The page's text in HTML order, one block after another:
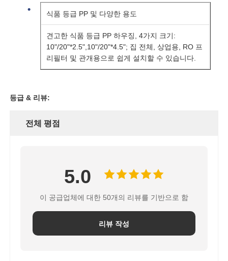
식품 등급 PP 및 다양한 용도
견고한 식품 등급 PP 하우징, 4가지 크기:
10"/20"*2.5",10"/20"*4.5"; 집 전체, 상업용, RO 프
리필터 및 관개용으로 쉽게 설치할 수 있습니다.
등급 & 리뷰:
전체 평점
5.0
이 공급업체에 대한 50개의 리뷰를 기반으로 함
리뷰 작성